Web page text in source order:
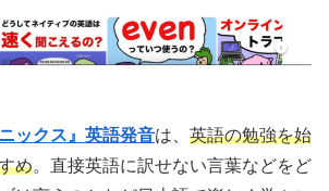
ックス』英語発音は、 英語の勉強を始
め。直接英語に訳せない言葉などをど